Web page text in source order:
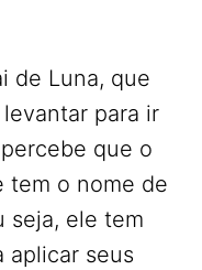
de Luna, que
para ir
que o
tem o nome de
seja, ele tem
aplicar seus